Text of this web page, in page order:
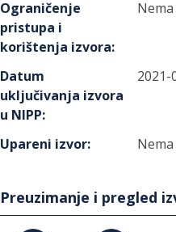
Ograničenje
pristupa i
korištenja izvora:
Datum
uključivanja izvora
u NIPP:
2021-
Upareni izvor:
Preuzimanje i pregled